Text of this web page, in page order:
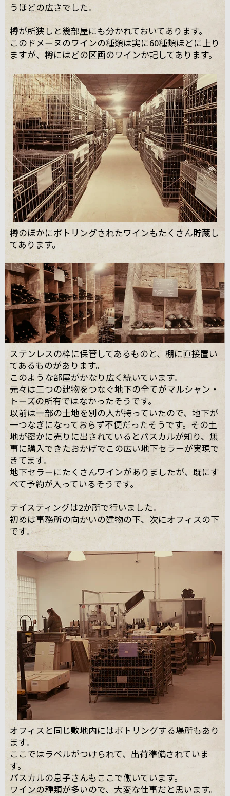
うほどの広さでした。
樽が所狭しと幾部屋にも分かれておいてあります。
このドメーヌのワインの種類は実に60種類ほどに上り
ますが、樽にはどの区画のワインか記してあります。
樽のほかにボトリングされたワインもたくさん貯蔵し
てあります。
ステンレスの枠に保管してあるものと、棚に直接置い
てあるものがあります。
このような部屋がかなり広く続いています。
元々は二つの建物をつなぐ地下の全てがマルシャン・
トーズの所有ではなかったそうです。
以前は一部の土地を別の人が持っていたので、地下が
一つなぎになっておらず不便だったそうです。その土
地が密かに売りに出されているとパスカルが知り、無
事に購入できたおかげでこの広い地下セラーが実現で
きてます。
地下セラーにたくさんワインがありましたが、既にす
べて予約が入っているそうです。
テイスティングは2か所で行いました。
初めは事務所の向かいの建物の下、次にオフィスの下
です。
オフィスと同じ敷地内にはボトリングする場所もあり
ます。
ここではラベルがつけられて、出荷準備されていま
す。
パスカルの息子さんもここで働いています。
ワインの種類が多いので、大変な仕事だと思います。